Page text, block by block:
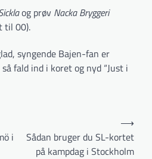
og prøv Nacka Bryggeri
til 00).
syngende Bajen-fan er
fald ind i koret og nyd “Just i
i
Sådan bruger du SL-kortet
på kampdag i Stockholm
⟶